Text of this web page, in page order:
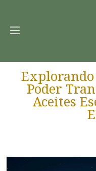
Poder
Aceites